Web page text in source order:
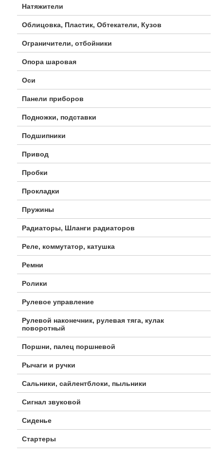
Натяжители
Облицовка, Пластик, Обтекатели, Кузов
Ограничители, отбойники
Опора шаровая
Оси
Панели приборов
Подножки, подставки
Подшипники
Привод
Пробки
Прокладки
Пружины
Радиаторы, Шланги радиаторов
Реле, коммутатор, катушка
Ремни
Ролики
Рулевое управление
Рулевой наконечник, рулевая тяга, кулак
поворотный
Поршни, палец поршневой
Рычаги и ручки
Сальники, сайлентблоки, пыльники
Сигнал звуковой
Сиденье
Стартеры